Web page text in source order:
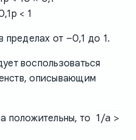
< 1
пределах от –0,1 до 1.
воспользоваться
описывающим
положительны, то 1/a >